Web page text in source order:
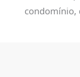
condomínio,